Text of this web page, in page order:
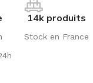
14k produits
Stock en France